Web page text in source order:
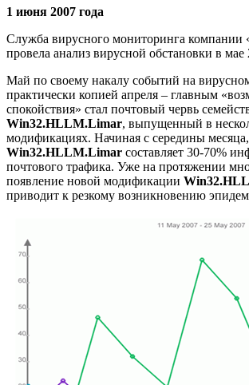
1 июня 2007 года
Служба вирусного мониторинга компании
провела анализ вирусной обстановки в мае
Май по своему накалу событий на
практически копией апреля – главным
спокойствия» стал почтовый червь
Win32.HLLM.Limar, выпущенный в
модификациях. Начиная с середины
Win32.HLLM.Limar составляет 30-70%
почтового трафика. Уже на протяжении
появление новой модификации
приводит к резкому возникновению